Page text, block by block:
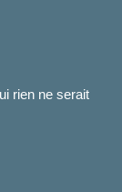
rien ne serait